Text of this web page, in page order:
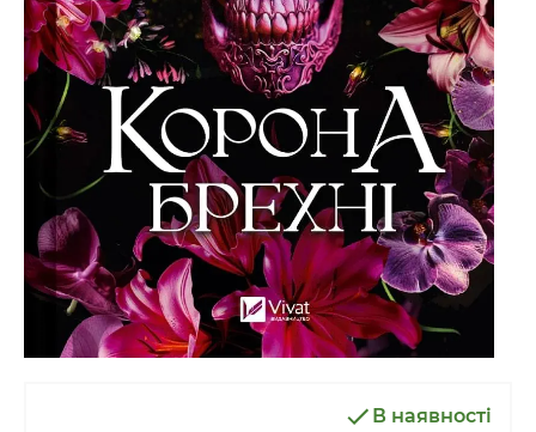
В наявності